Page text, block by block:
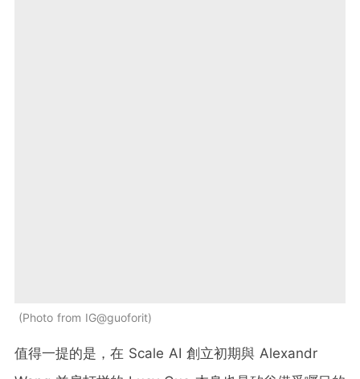
Photo from IG@guoforit
值得一提的是，在 Scale AI 創立初期與 Alexandr